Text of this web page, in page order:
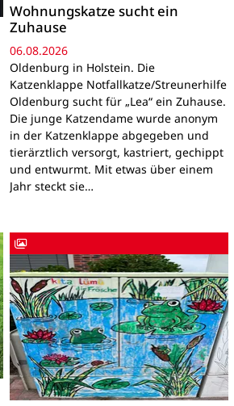
Wohnungskatze sucht ein
Zuhause
06.08.2026
Oldenburg in Holstein. Die
Katzenklappe Notfallkatze/Streunerhilfe
Oldenburg sucht für „Lea“ ein Zuhause.
Die junge Katzendame wurde anonym
in der Katzenklappe abgegeben und
tierärztlich versorgt, kastriert, gechippt
und entwurmt. Mit etwas über einem
Jahr steckt sie…